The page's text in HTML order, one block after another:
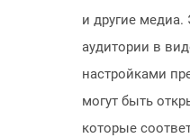
и другие
аудитории в
настройками
могут быть
которые